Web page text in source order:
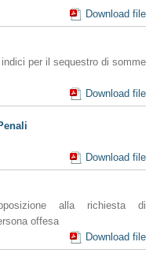
Download file
per il sequestro di somme
Download file
Download file
alla richiesta di
offesa
Download file